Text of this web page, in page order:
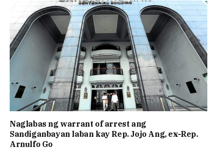
Naglabas ng warrant of arrest ang
Sandiganbayan laban kay Rep. Jojo Ang, ex-Rep.
Arnulfo Go